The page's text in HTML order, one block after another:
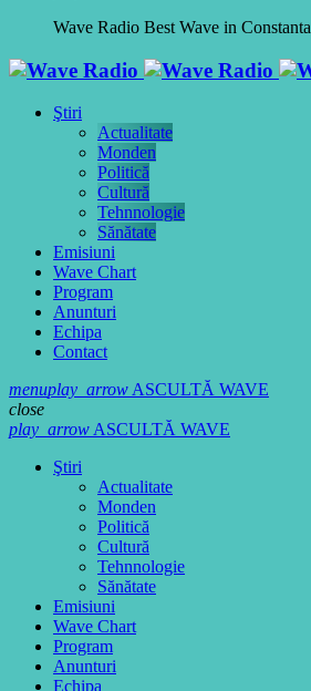
Wave Radio Best Wave in Constanta
Ştiri
Actualitate
Monden
Politică
Cultură
Tehnnologie
Sănătate
Emisiuni
Wave Chart
Program
Anunturi
Echipa
Contact
menuplay_arrowASCULTĂ WAVE
close
play_arrowASCULTĂ WAVE
Ştiri
Actualitate
Monden
Politică
Cultură
Tehnnologie
Sănătate
Emisiuni
Wave Chart
Program
Anunturi
Echipa